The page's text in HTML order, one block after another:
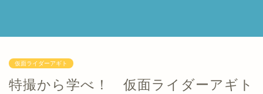
仮面ライダーアギト
特撮から学べ！ 仮面ライダーアギト